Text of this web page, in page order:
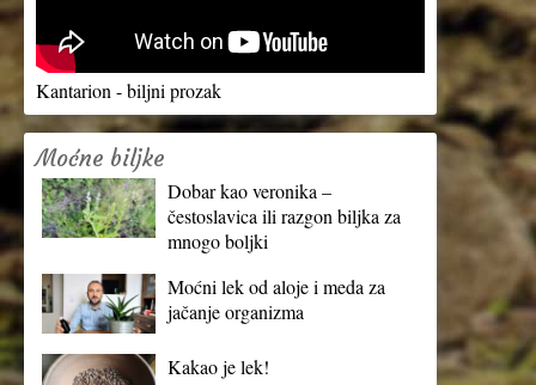
Kantarion - biljni prozak
Moćne biljke
Dobar kao veronika –
čestoslavica ili razgon biljka za
mnogo boljki
Moćni lek od aloje i meda za
jačanje organizma
Kakao je lek!